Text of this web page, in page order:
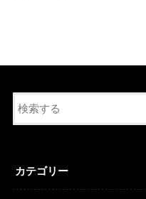
カテゴリー